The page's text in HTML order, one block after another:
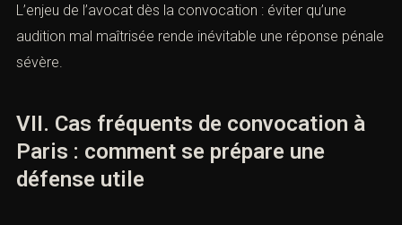
L’enjeu de l’avocat dès la convocation : éviter qu’une
audition mal maîtrisée rende inévitable une réponse pénale
sévère.
VII. Cas fréquents de convocation à
Paris : comment se prépare une
défense utile